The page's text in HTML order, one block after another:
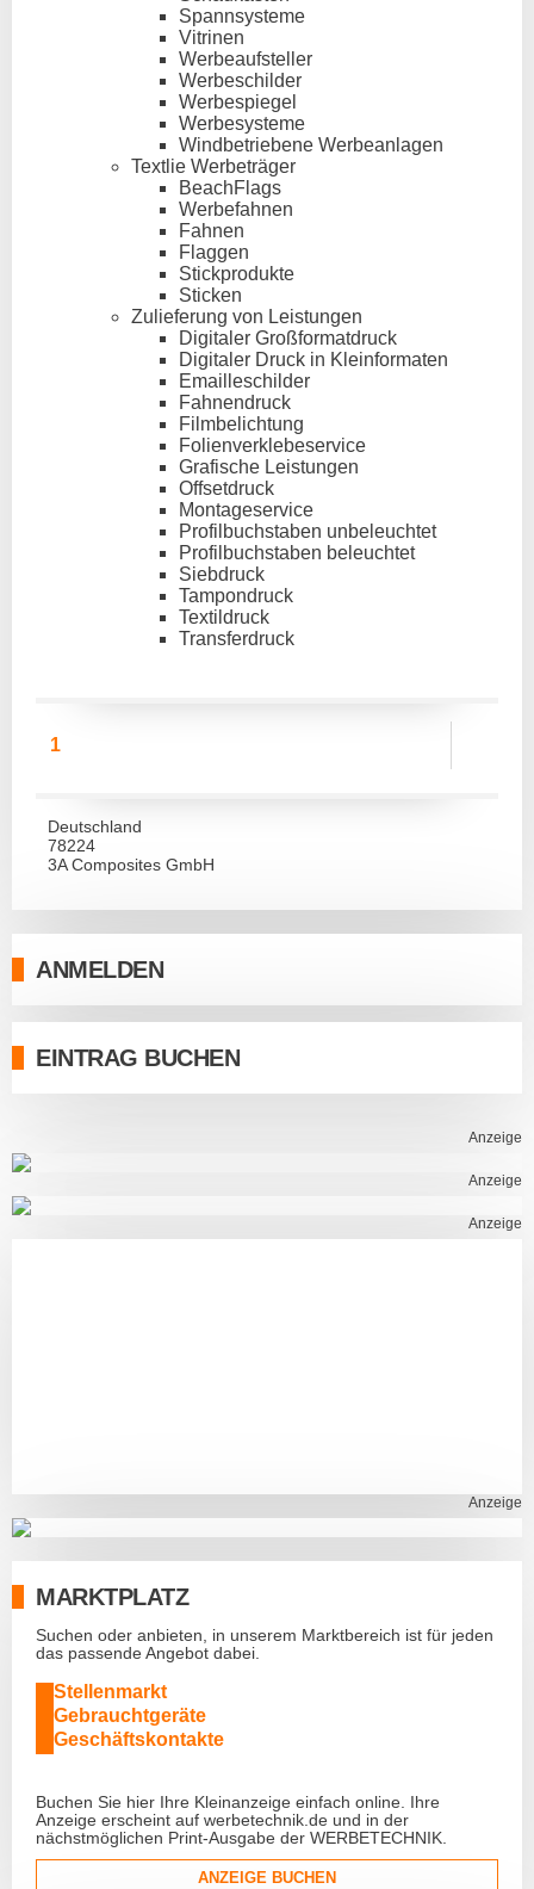
Anzeige
Anzeige
Anzeige
Anzeige
MARKTPLATZ
Suchen oder anbieten, in unserem Marktbereich ist für jeden
das passende Angebot dabei.
Stellenmarkt
Gebrauchtgeräte
Geschäftskontakte
Buchen Sie hier Ihre Kleinanzeige einfach online. Ihre
Anzeige erscheint auf werbetechnik.de und in der
nächstmöglichen Print-Ausgabe der WERBETECHNIK.
ANZEIGE BUCHEN
Spannsysteme
Vitrinen
Werbeaufsteller
Werbeschilder
Werbespiegel
Werbesysteme
Windbetriebene Werbeanlagen
Textlie Werbeträger
BeachFlags
Werbefahnen
Fahnen
Flaggen
Stickprodukte
Sticken
Zulieferung von Leistungen
Digitaler Großformatdruck
Digitaler Druck in Kleinformaten
Emailleschilder
Fahnendruck
Filmbelichtung
Folienverklebeservice
Grafische Leistungen
Offsetdruck
Montageservice
Profilbuchstaben unbeleuchtet
Profilbuchstaben beleuchtet
Siebdruck
Tampondruck
Textildruck
Transferdruck
1
Deutschland
78224
3A Composites GmbH
ANMELDEN
EINTRAG BUCHEN